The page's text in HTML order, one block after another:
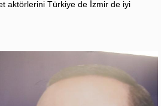
aktörlerini Türkiye de İzmir de iyi